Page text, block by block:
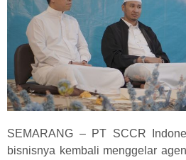
SEMARANG – PT SCCR
bisnisnya kembali menggelar